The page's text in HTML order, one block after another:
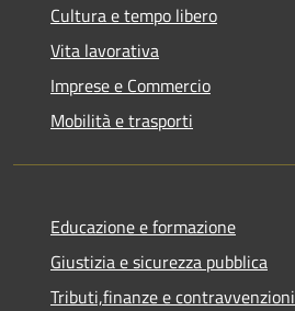
Cultura e tempo libero
Vita lavorativa
Imprese e Commercio
Mobilità e trasporti
Educazione e formazione
Giustizia e sicurezza pubblica
Tributi,finanze e contravvenzioni